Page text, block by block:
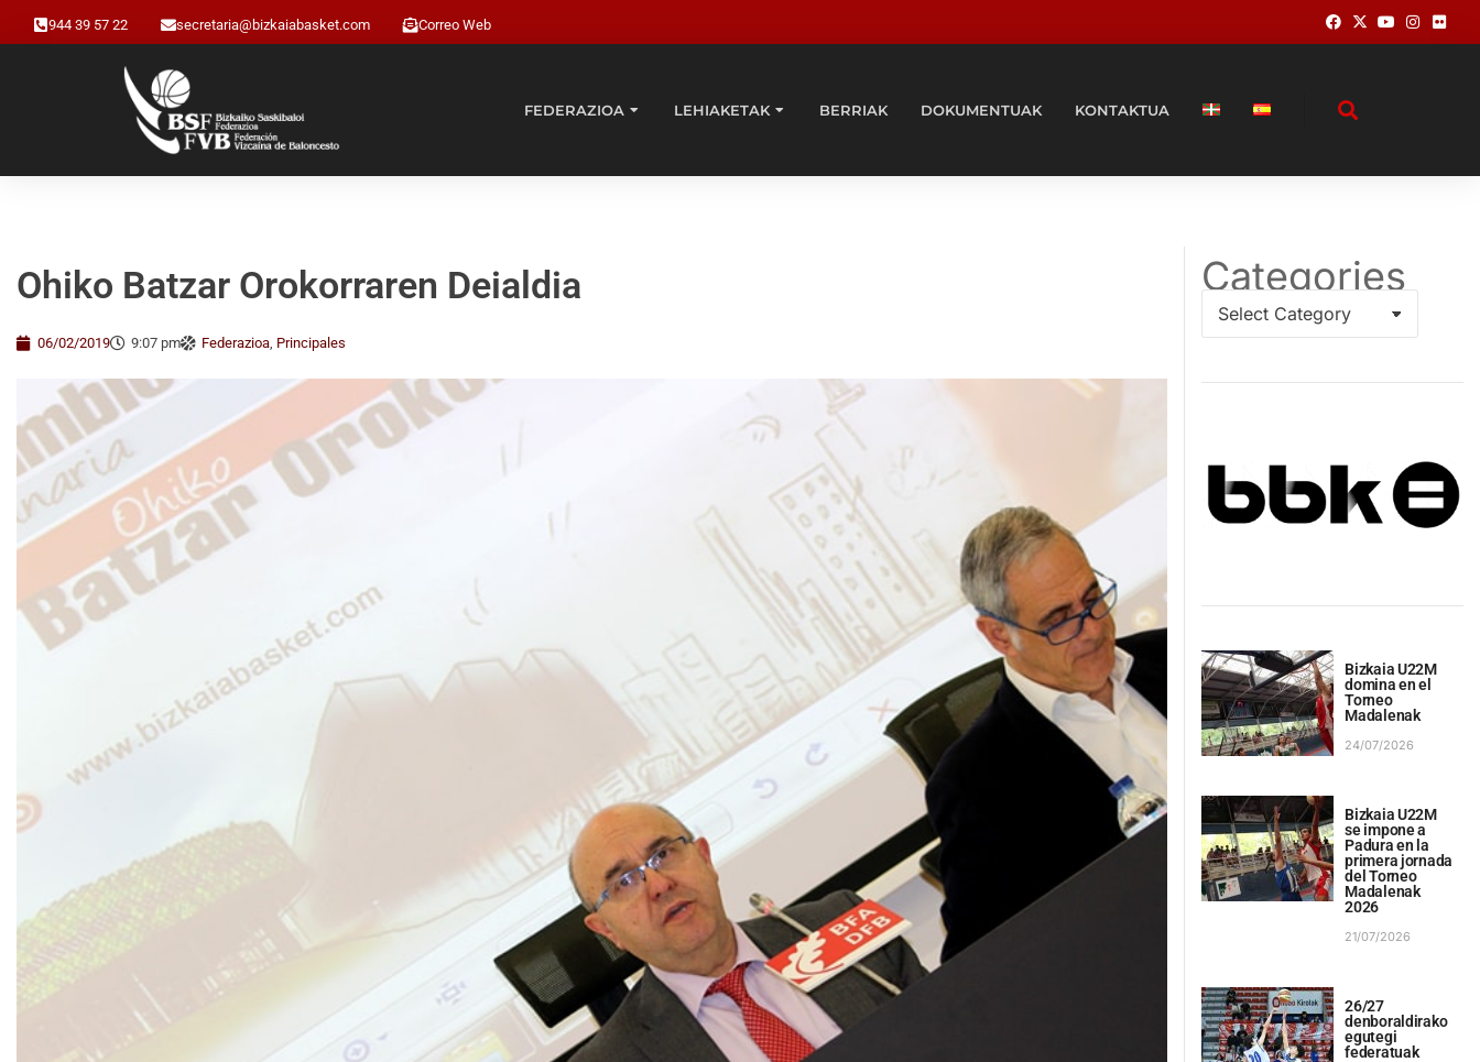
944 39 57 22 secretaria@bizkaiabasket.com Correo Web
FEDERAZIOA LEHIAKETAK BERRIAK DOKUMENTUAK KONTAKTUA
Ohiko Batzar Orokorraren Deialdia
06/02/2019 9:07 pm Federazioa, Principales
Categories
Bizkaia U22M
domina en el
Torneo
Madalenak
24/07/2026
Bizkaia U22M
se impone a
Padura en la
primera jornada
del Torneo
Madalenak
2026
21/07/2026
26/27
denboraldirako
egutegi
federatuak